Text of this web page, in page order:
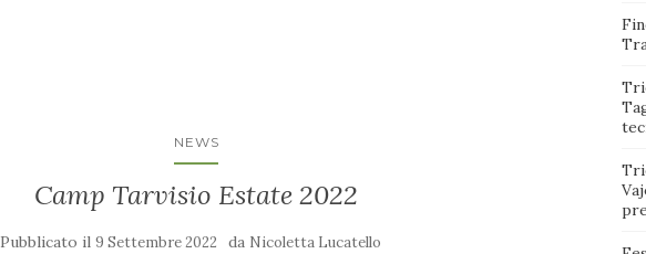
NEWS
Camp Tarvisio Estate 2022
Pubblicato il9 Settembre 2022 da Nicoletta Lucatello